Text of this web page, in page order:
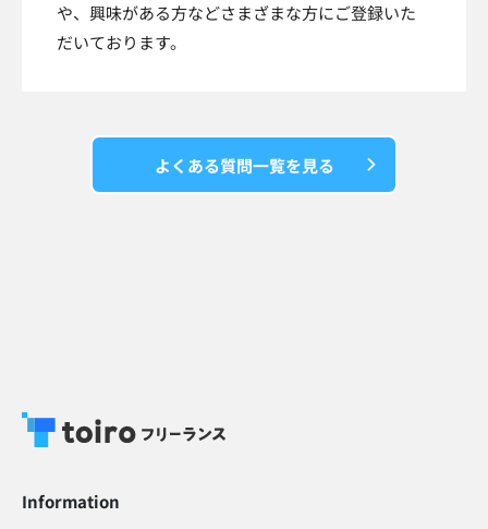
や、興味がある方などさまざまな方にご登録いた
だいております。
よくある質問一覧を見る
Information